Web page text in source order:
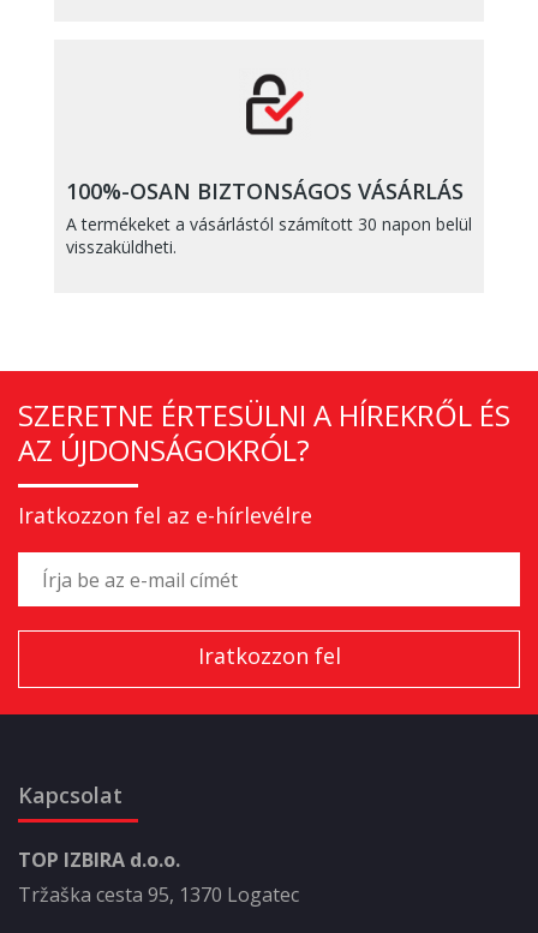
100%-OSAN BIZTONSÁGOS VÁSÁRLÁS
A termékeket a vásárlástól számított 30 napon belül
visszaküldheti.
SZERETNE ÉRTESÜLNI A HÍREKRŐL ÉS
AZ ÚJDONSÁGOKRÓL?
Iratkozzon fel az e-hírlevélre
Kapcsolat
TOP IZBIRA d.o.o.
Tržaška cesta 95, 1370 Logatec